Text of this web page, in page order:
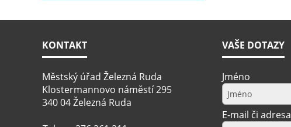
KONTAKT
Městský úřad Železná Ruda
Klostermannovo náměstí 295
340 04 Železná Ruda
VAŠE DOTAZY
Jméno
E-mail či adresa